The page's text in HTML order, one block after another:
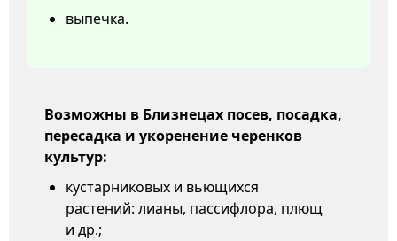
выпечка.
Возможны в Близнецах посев, посадка,
пересадка и укоренение черенков
культур:
кустарниковых и вьющихся
растений: лианы, пассифлора, плющ
и др.;